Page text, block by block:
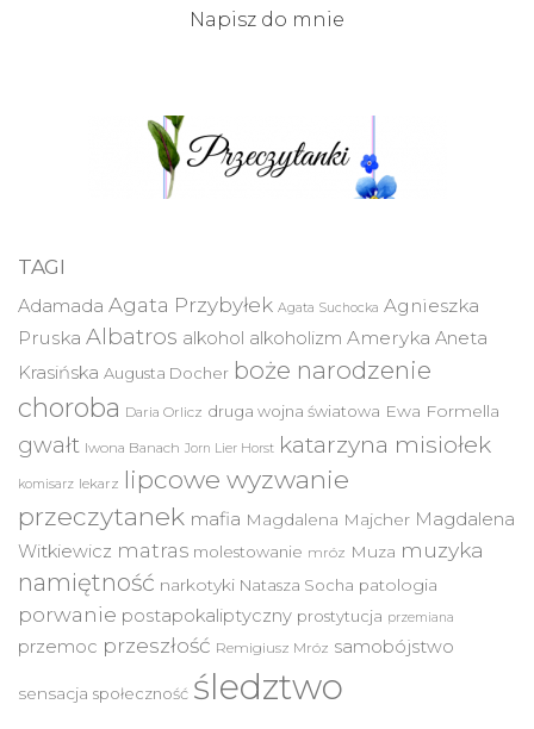
Napisz do mnie
TAGI
Adamada Agata Przybyłek Agata Suchocka Agnieszka
Pruska Albatros alkohol alkoholizm Ameryka Aneta
Krasińska Augusta Docher boże narodzenie
choroba Daria Orlicz druga wojna światowa Ewa Formella
gwałt Iwona Banach Jorn Lier Horst katarzyna misiołek
komisarz lekarz lipcowe wyzwanie
przeczytanek mafia Magdalena Majcher Magdalena
Witkiewicz matras molestowanie mróz Muza muzyka
namiętność narkotyki Natasza Socha patologia
porwanie postapokaliptyczny prostytucja przemiana
przemoc przeszłość Remigiusz Mróz samobójstwo
sensacja społeczność śledztwo